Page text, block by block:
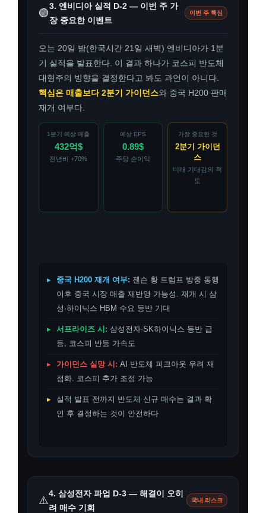
🟢
3. 엔비디아 실적 D-2 — 이번 주 가
장 중요한 이벤트
이번 주 핵심
오는 20일 밤(한국시간 21일 새벽) 엔비디아가 1분
기 실적을 발표한다. 이 결과 하나가 코스피 반도체
대형주의 방향을 결정한다고 봐도 과언이 아니다.
핵심은 매출보다 2분기 가이던스와 중국 H200 판매
재개 여부다.
1분기 예상 매출
432억$
전년비 +70%
예상 EPS
0.89$
주당 순이익
가장 중요한 것
2분기 가이던
스
미래 기대감의 척
도
▸ 중국 H200 재개 여부: 젠슨 황 트럼프 방중 동행
이후 중국 시장 매출 재반영 가능성. 재개 시 삼
성·하이닉스 HBM 수요 동반 기대
▸ 서프라이즈 시: 삼성전자·SK하이닉스 동반 급
등, 코스피 반등 가속도
▸ 가이던스 실망 시: AI 반도체 피크아웃 우려 재
점화. 코스피 추가 조정 가능
▸
실적 발표 전까지 반도체 신규 매수는 결과 확
인 후 결정하는 것이 안전하다
⚠️
4. 삼성전자 파업 D-3 — 해결이 오히
려 매수 기회
국내 리스크